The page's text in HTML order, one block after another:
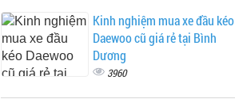
Kinh nghiệm mua xe đầu kéo
Daewoo cũ giá rẻ tại Bình
Dương
3960